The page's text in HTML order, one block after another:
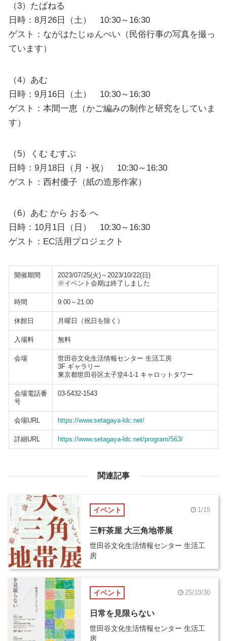
（3）たばねる
日時：8月26日（土） 10:30～16:30
ゲスト：ながはたじゅんぺい（民俗行事の写真を撮っ
ています）
（4）あむ
日時：9月16日（土） 10:30～16:30
ゲスト：本間一恵（かご編みの制作と研究をしていま
す）
（5）くむ むすぶ
日時：9月18日（月・祝） 10:30～16:30
ゲスト：西村優子（紙の造形作家）
（6）あむ から おる へ
日時：10月1日（日） 10:30～16:30
ゲスト：EC活用プロジェクト
開催期間
2023/07/25(火)～2023/10/22(日)
※イベント会期は終了しました
時間 9:00～21:00
休館日 月曜日（祝日を除く）
入場料 無料
会場
世田谷文化生活情報センター 生活工房
3F ギャラリー
東京都世田谷区太子堂4-1-1 キャロットタワー
会場電話番
号
03-5432-1543
会場URL https://www.setagaya-ldc.net/
詳細URL https://www.setagaya-ldc.net/program/563/
関連記事
イベント 1/15
三軒茶屋 大三角地帯展
世田谷文化生活情報センター 生活工
房
イベント 25/10/30
日常を見限らない
世田谷文化生活情報センター 生活工
房